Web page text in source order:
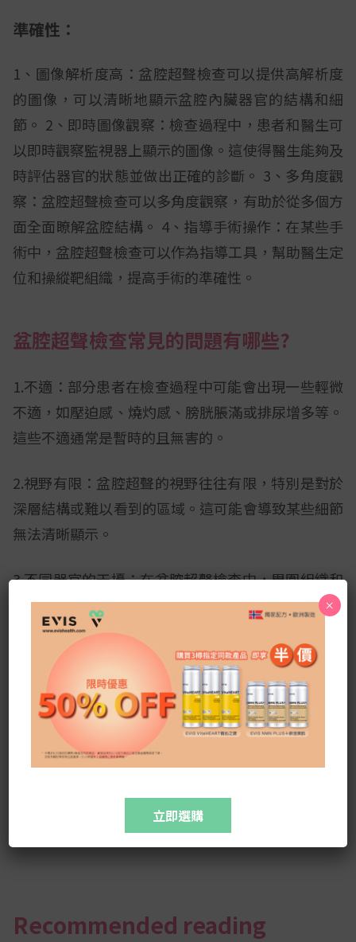
準確性：
1、圖像解析度高：盆腔超聲檢查可以提供高解析度
的圖像，可以清晰地顯示盆腔內臟器官的結構和細
節。 2、即時圖像觀察：檢查過程中，患者和醫生可
以即時觀察監視器上顯示的圖像。這使得醫生能夠及
時評估器官的狀態並做出正確的診斷。 3、多角度觀
察：盆腔超聲檢查可以多角度觀察，有助於從多個方
面全面瞭解盆腔結構。 4、指導手術操作：在某些手
術中，盆腔超聲檢查可以作為指導工具，幫助醫生定
位和操縱靶組織，提高手術的準確性。
盆腔超聲檢查常見的問題有哪些?
1.不適：部分患者在檢查過程中可能會出現一些輕微
不適，如壓迫感、燒灼感、膀胱脹滿或排尿增多等。
這些不適通常是暫時的且無害的。
2.視野有限：盆腔超聲的視野往往有限，特別是對於
深層結構或難以看到的區域。這可能會導致某些細節
無法清晰顯示。
3.不同器官的干擾：在盆腔超聲檢查中，周圍組織和
器官的位置和形狀可能會干擾圖像判讀，使某些結構
難以識別。
4.身體脂肪的影響：對於一些患者，特別是體內脂肪
過多的患者，脂肪組織可能會阻礙超聲的傳輸，使圖
像品質降低或難以獲得清晰的圖像。
5.某些結構無法觀察到：盆腔超聲檢查可能無法完全
觀察到所有結構，尤其是非常小的組織或細微的異
常，可能需要進一步檢查才能確診。
Recommended reading
立即選購
×